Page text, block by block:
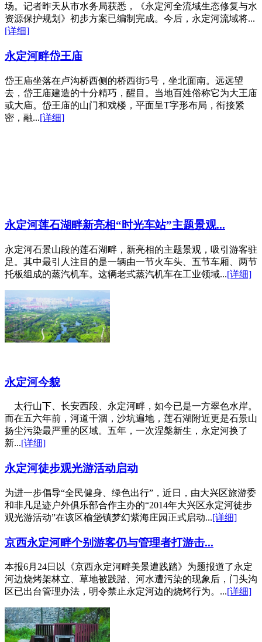
场。记者昨天从市水务局获悉，《永定河全流域生态修复与水
资源保护规划》初步方案已编制完成。今后，永定河流域将...
[详细]
永定河畔岱王庙
岱王庙坐落在卢沟桥西侧的桥西街5号，坐北面南。远远望
去，岱王庙建造的十分精巧，醒目。当地百姓俗称它为大王庙
或大庙。岱王庙的山门和戏楼，平面呈T字形布局，衔接紧
密，融...[详细]
永定河莲石湖畔新亮相“时光车站”主题景观...
永定河石景山段的莲石湖畔，新亮相的主题景观，吸引游客驻
足。其中最引人注目的是一辆由一节火车头、五节车厢、两节
托板组成的蒸汽机车。这辆老式蒸汽机车在工业领域...[详细]
永定河今貌
太行山下、长安西段、永定河畔，如今已是一方翠色水岸。
而在五六年前，河道干涸，沙坑遍地，莲石湖附近更是石景山
扬尘污染最严重的区域。五年，一次涅槃新生，永定河换了
新...[详细]
永定河徒步观光游活动启动
为进一步倡导“全民健身、绿色出行”，近日，由大兴区旅游委
和非凡足迹户外俱乐部合作主办的“2014年大兴区永定河徒步
观光游活动”在该区榆垡镇梦幻紫海庄园正式启动...[详细]
京西永定河畔个别游客仍与管理者打游击...
本报6月24日以《京西永定河畔美景遭践踏》为题报道了永定
河边烧烤架林立、草地被践踏、河水遭污染的现象后，门头沟
区已出台管理办法，明令禁止永定河边的烧烤行为。...[详细]